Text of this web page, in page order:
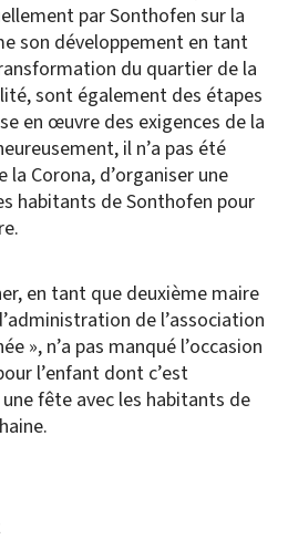
par Sonthofen sur la
son développement en tant
du quartier de la
sont également des étapes
en œuvre des exigences de la
il n’a pas été
la Corona, d’organiser une
habitants de Sonthofen pour
en tant que deuxième maire
de l’association
», n’a pas manqué l’occasion
l’enfant dont c’est
fête avec les habitants de